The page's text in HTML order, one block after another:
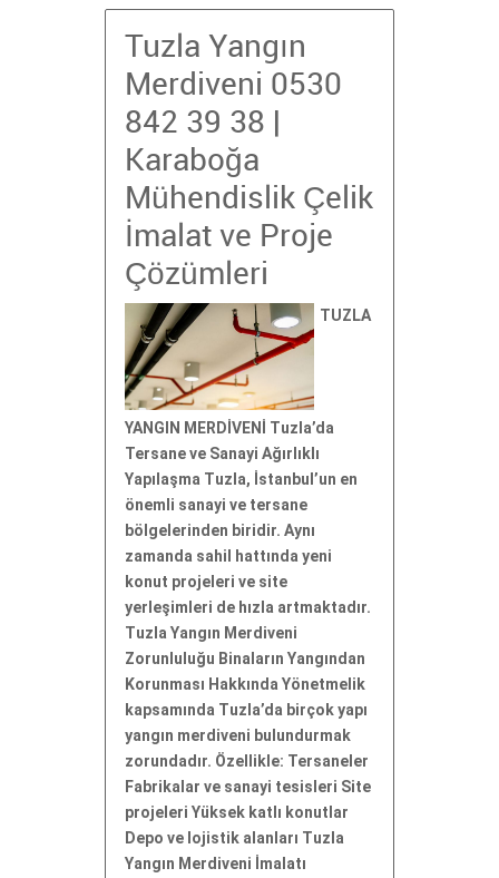
Tuzla Yangın
Merdiveni 0530
842 39 38 |
Karaboğa
Mühendislik Çelik
İmalat ve Proje
Çözümleri
TUZLA
YANGIN MERDİVENİ Tuzla’da
Tersane ve Sanayi Ağırlıklı
Yapılaşma Tuzla, İstanbul’un en
önemli sanayi ve tersane
bölgelerinden biridir. Aynı
zamanda sahil hattında yeni
konut projeleri ve site
yerleşimleri de hızla artmaktadır.
Tuzla Yangın Merdiveni
Zorunluluğu Binaların Yangından
Korunması Hakkında Yönetmelik
kapsamında Tuzla’da birçok yapı
yangın merdiveni bulundurmak
zorundadır. Özellikle: Tersaneler
Fabrikalar ve sanayi tesisleri Site
projeleri Yüksek katlı konutlar
Depo ve lojistik alanları Tuzla
Yangın Merdiveni İmalatı